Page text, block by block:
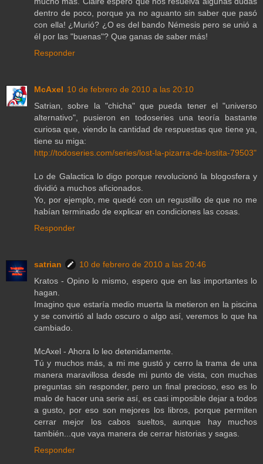
dentro de poco, porque ya no aguanto sin saber que pasó
con ella! ¿Murió? ¿O es del bando Némesis pero se unió a
él por las "buenas"? Que ganas de saber más!
Responder
McAxel 10 de febrero de 2010 a las 20:10
Satrian, sobre la "chicha" que pueda tener el "universo
alternativo", pusieron en todoseries una teoría bastante
curiosa que, viendo la cantidad de respuestas que tiene ya,
tiene su miga:
http://todoseries.com/series/lost-la-pizarra-de-lostita-79503"
Lo de Galactica lo digo porque revolucionó la blogosfera y
dividió a muchos aficionados.
Yo, por ejemplo, me quedé con un regustillo de que no me
habían terminado de explicar en condiciones las cosas.
Responder
satrian
10 de febrero de 2010 a las 20:46
Kratos - Opino lo mismo, espero que en las importantes lo
hagan.
Imagino que estaría medio muerta la metieron en la piscina
y se convirtió al lado oscuro o algo así, veremos lo que ha
cambiado.
McAxel - Ahora lo leo detenidamente.
Tú y muchos más, a mi me gustó y cerro la trama de una
manera maravillosa desde mi punto de vista, con muchas
preguntas sin responder, pero un final precioso, eso es lo
malo de hacer una serie así, es casi imposible dejar a todos
a gusto, por eso son mejores los libros, porque permiten
cerrar mejor los cabos sueltos, aunque hay muchos
también...que vaya manera de cerrar historias y sagas.
Responder